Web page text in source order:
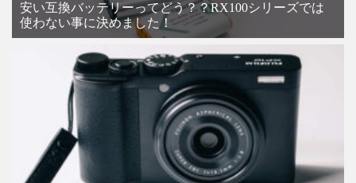
安い互換バッテリーってどう？？RX100シリーズでは
使わない事に決めました！